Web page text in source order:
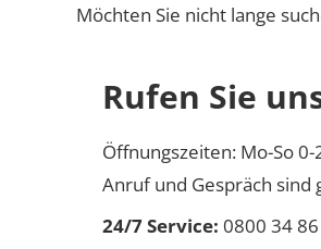
Möchten Sie nicht lange
Rufen Sie
Öffnungszeiten: Mo-So
Anruf und Gespräch
24/7 Service: 0800 34